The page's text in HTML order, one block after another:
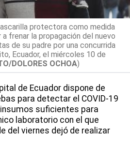
protectora como medida
frenar la propagación del nuevo
de su padre por una concurrida
Ecuador, el miércoles 10 de
DOLORES OCHOA)
de Ecuador dispone de
para detectar el COVID-19
suficientes para
laboratorio con el que
del viernes dejó de realizar